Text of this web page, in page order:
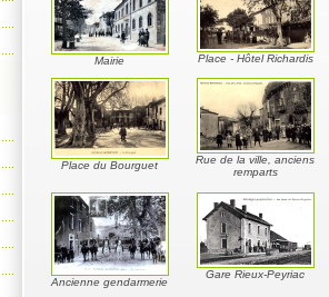
Mairie Place - Hôtel Richardis
Place du Bourguet
Rue de la ville, anciens
remparts
Ancienne gendarmerie
Gare Rieux-Peyriac